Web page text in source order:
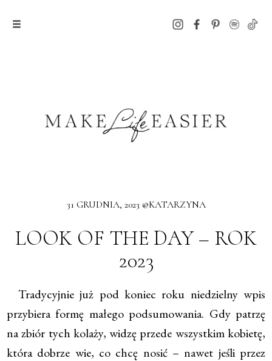
31 GRUDNIA, 2023 @KATARZYNA
LOOK OF THE DAY – ROK
2023
Tradycyjnie już pod koniec roku niedzielny wpis
przybiera formę małego podsumowania. Gdy patrzę
na zbiór tych kolaży, widzę przede wszystkim kobietę,
która dobrze wie, co chcę nosić – nawet jeśli przez